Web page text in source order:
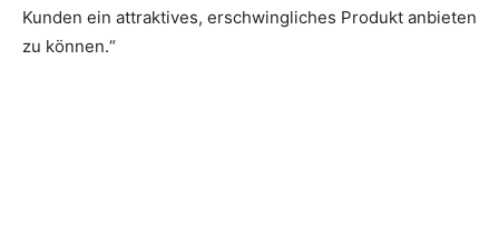
Kunden ein attraktives, erschwingliches Produkt anbieten
zu können.“